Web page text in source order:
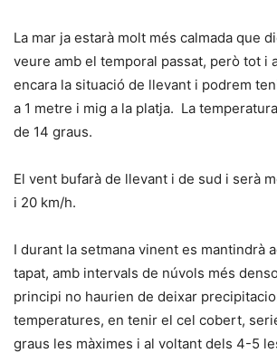
La mar ja estarà molt més calmada que
veure amb el temporal passat, però tot i
encara la situació de llevant i podrem
a 1 metre i mig a la platja. La
de 14 graus.
El vent bufarà de llevant i de sud i serà
i 20 km/h.
I durant la setmana vinent es mantindrà
tapat, amb intervals de núvols més
principi no haurien de deixar
temperatures, en tenir el cel cobert,
graus les màximes i al voltant dels 4-5